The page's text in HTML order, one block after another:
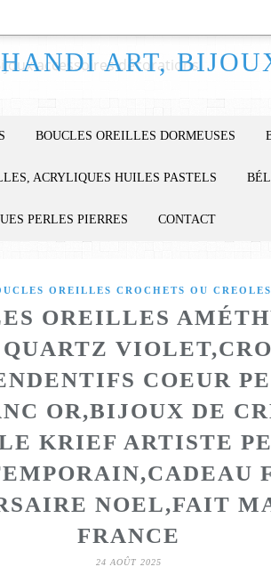
BOUCLES OREILLES DORMEUSES
ACRYLIQUES HUILES PASTELS
PERLES PIERRES CONTACT
OREILLES CROCHETS OU CREOLES
OREILLES
COEUR
OR,BIJOUX DE
KRIEF ARTISTE
NOEL,FAIT
FRANCE
24 AOÛT 2025